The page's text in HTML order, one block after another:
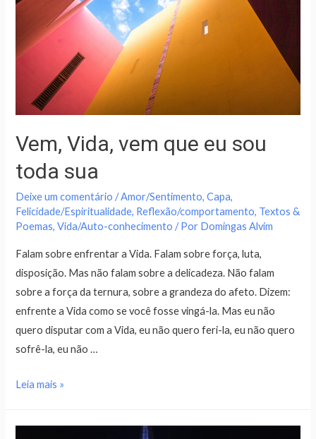
Vem, Vida, vem que eu sou
toda sua
Deixe um comentário /Amor/Sentimento,Capa,
Felicidade/Espiritualidade, Reflexão/comportamento, Textos &
Poemas,Vida/Auto-conhecimento / Por Domingas Alvim
Falam sobre enfrentar a Vida. Falam sobre força, luta,
disposição. Mas não falam sobre a delicadeza. Não falam
sobre a força da ternura, sobre a grandeza do afeto. Dizem:
enfrente a Vida como se você fosse vingá-la. Mas eu não
quero disputar com a Vida, eu não quero feri-la, eu não quero
sofrê-la, eu não …
Leia mais »